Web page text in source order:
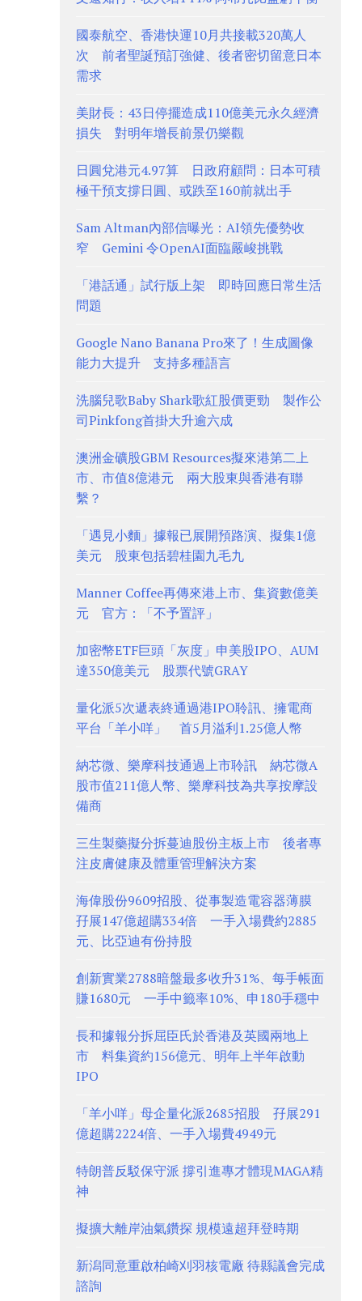
國泰航空、香港快運10月共接載320萬人
次 前者聖誕預訂強健、後者密切留意日本
需求
美財長：43日停擺造成110億美元永久經濟
損失 對明年增長前景仍樂觀
日圓兌港元4.97算 日政府顧問：日本可積
極干預支撐日圓、或跌至160前就出手
Sam Altman內部信曝光：AI領先優勢收
窄 Gemini 令OpenAI面臨嚴峻挑戰
「港話通」試行版上架 即時回應日常生活
問題
Google Nano Banana Pro來了！生成圖像
能力大提升 支持多種語言
洗腦兒歌Baby Shark歌紅股價更勁 製作公
司Pinkfong首掛大升逾六成
澳洲金礦股GBM Resources擬來港第二上
市、市值8億港元 兩大股東與香港有聯
繫？
「遇見小麵」據報已展開預路演、擬集1億
美元 股東包括碧桂園九毛九
Manner Coffee再傳來港上市、集資數億美
元 官方：「不予置評」
加密幣ETF巨頭「灰度」申美股IPO、AUM
達350億美元 股票代號GRAY
量化派5次遞表終通過港IPO聆訊、擁電商
平台「羊小咩」 首5月溢利1.25億人幣
納芯微、樂摩科技通過上市聆訊 納芯微A
股市值211億人幣、樂摩科技為共享按摩設
備商
三生製藥擬分拆蔓迪股份主板上市 後者專
注皮膚健康及體重管理解決方案
海偉股份9609招股、從事製造電容器薄膜
孖展147億超購334倍 一手入場費約2885
元、比亞迪有份持股
創新實業2788暗盤最多收升31%、每手帳面
賺1680元 一手中籤率10%、申180手穩中
長和據報分拆屈臣氏於香港及英國兩地上
市 料集資約156億元、明年上半年啟動
IPO
「羊小咩」母企量化派2685招股 孖展291
億超購2224倍、一手入場費4949元
特朗普反駁保守派 撐引進專才體現MAGA精
神
擬擴大離岸油氣鑽探 規模遠超拜登時期
新潟同意重啟柏崎刈羽核電廠 待縣議會完成
諮詢